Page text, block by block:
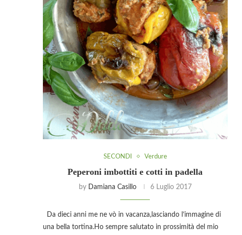
SECONDI Verdure
Peperoni imbottiti e cotti in padella
by Damiana Casillo 6 Luglio 2017
Da dieci anni me ne vò in vacanza,lasciando l’immagine di
una bella tortina.Ho sempre salutato in prossimità del mio